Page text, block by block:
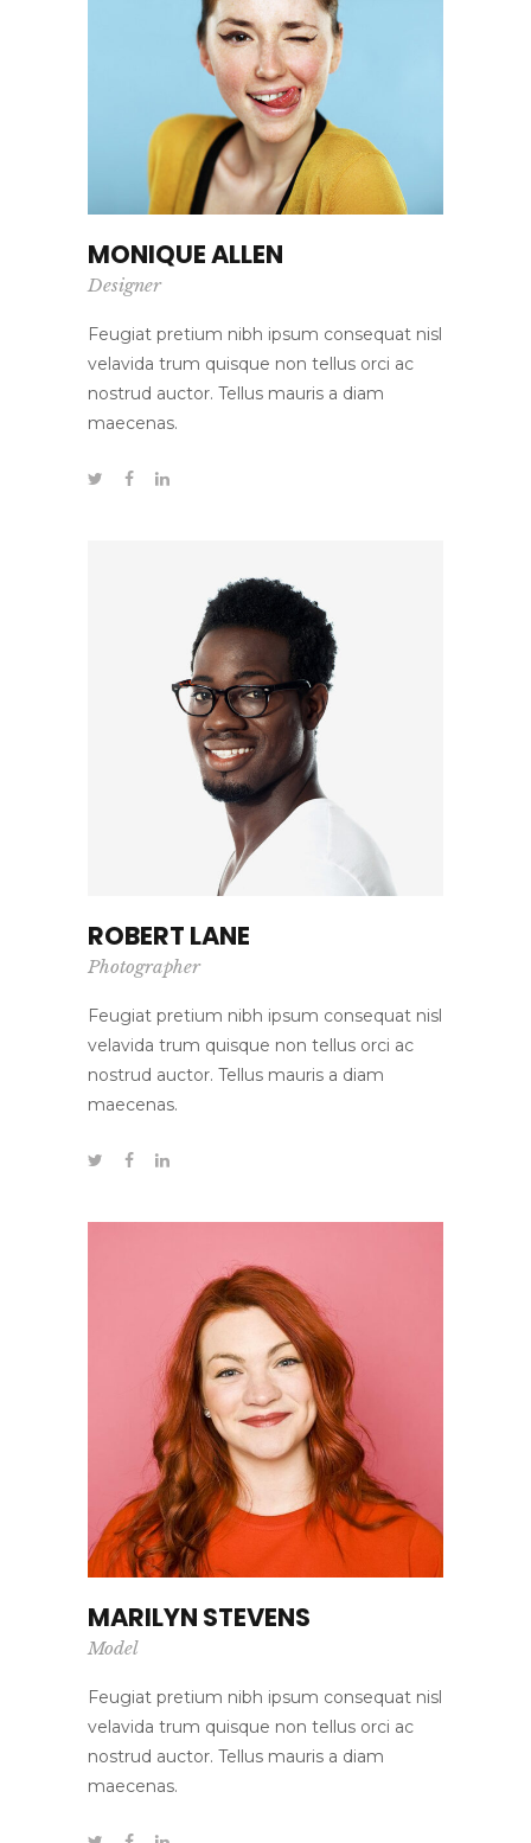
MONIQUE ALLEN
Designer
Feugiat pretium nibh ipsum consequat nisl
velavida trum quisque non tellus orci ac
nostrud auctor. Tellus mauris a diam
maecenas.
ROBERT LANE
Photographer
Feugiat pretium nibh ipsum consequat nisl
velavida trum quisque non tellus orci ac
nostrud auctor. Tellus mauris a diam
maecenas.
MARILYN STEVENS
Model
Feugiat pretium nibh ipsum consequat nisl
velavida trum quisque non tellus orci ac
nostrud auctor. Tellus mauris a diam
maecenas.